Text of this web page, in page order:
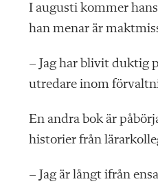
I augusti kommer
han menar är
– Jag har blivit duktig
utredare inom
En andra bok är
historier från
– Jag är långt ifrån